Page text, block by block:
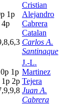
p 1p
4p
Cristian
Alejandro
Cabrera
Catalan
Carlos A.
Santinaque
1p
1p 2p
J.-L.
Martinez
Tejera
Juan A.
Cabrera